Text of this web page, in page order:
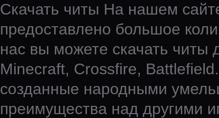
Скачать читы На нашем
предоставлено большое
нас вы можете скачать читы
Minecraft, Crossfire,
созданные народными
преимущества над другими